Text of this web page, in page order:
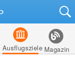
Ausflugsziele Magazin